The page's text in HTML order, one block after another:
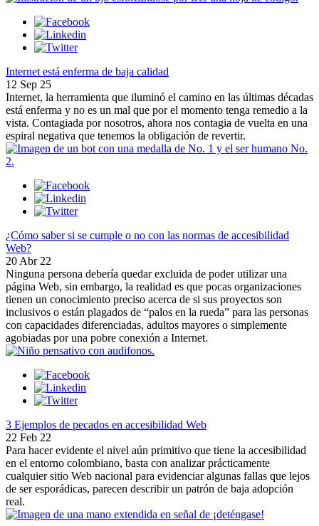
Internet está enferma de baja calidad
12 Sep 25
Internet, la herramienta que iluminó el camino en las últimas décadas
está enferma y no es un mal que por el momento tenga remedio a la
vista. Contagiada por nosotros, ahora nos contagia de vuelta en una
espiral negativa que tenemos la obligación de revertir.
¿Cómo saber si se cumple o no con las normas de accesibilidad
Web?
20 Abr 22
Ninguna persona debería quedar excluida de poder utilizar una
página Web, sin embargo, la realidad es que pocas organizaciones
tienen un conocimiento preciso acerca de si sus proyectos son
inclusivos o están plagados de “palos en la rueda” para las personas
con capacidades diferenciadas, adultos mayores o simplemente
agobiadas por una pobre conexión a Internet.
3 Ejemplos de pecados en accesibilidad Web
22 Feb 22
Para hacer evidente el nivel aún primitivo que tiene la accesibilidad
en el entorno colombiano, basta con analizar prácticamente
cualquier sitio Web nacional para evidenciar algunas fallas que lejos
de ser esporádicas, parecen describir un patrón de baja adopción
real.